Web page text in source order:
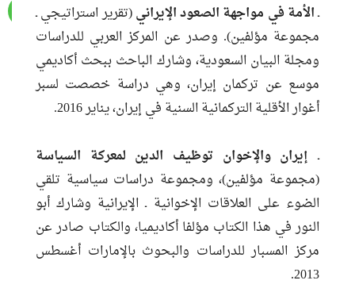
ـالأمة في مواجهة الصعود الإيراني(تقرير استراتيجي ـ
مجموعة مؤلفين). وصدر عن المركز العربي للدراسات
ومجلة البيان السعودية، وشارك الباحث ببحث أكاديمي
موسع عن تركمان إيران، وهي دراسة خصصت لسبر
أغوار الأقلية التركمانية السنية في إيران، يناير 2016.
ـ إيران والإخوان توظيف الدين لمعركة السياسة
(مجموعة مؤلفين)، ومجموعة دراسات سياسية تلقي
الضوء على العلاقات الإخوانية ـ الإيرانية وشارك أبو
النور في هذا الكتاب مؤلفا أكاديميا، والكتاب صادر عن
مركز المسبار للدراسات والبحوث بالإمارات أغسطس
2013.